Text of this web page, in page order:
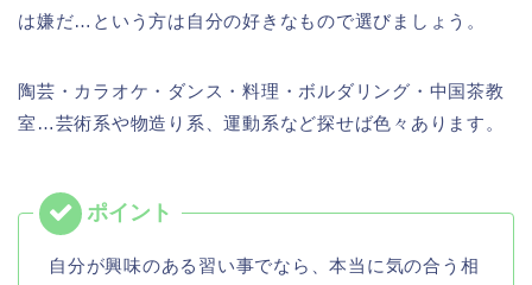
は嫌だ…という方は自分の好きなもので選びましょう。
陶芸・カラオケ・ダンス・料理・ボルダリング・中国茶教
室…芸術系や物造り系、運動系など探せば色々あります。
自分が興味のある習い事でなら、本当に気の合う相